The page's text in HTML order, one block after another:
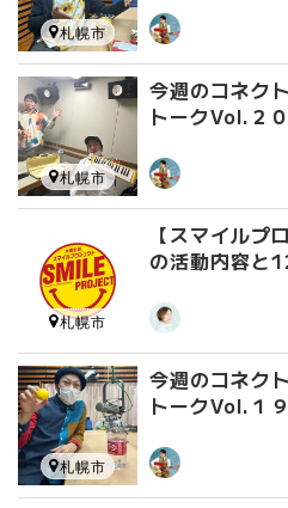
札幌市
今週のコネク
トークVol.２０
札幌市
【スマイル
の活動内容と
札幌市
今週のコネク
トークVol.１９
札幌市